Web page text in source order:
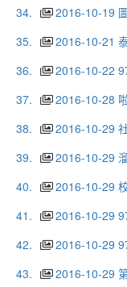
34.
2016-10-19
35.
2016-10-21
36.
2016-10-22
37.
2016-10-28
38.
2016-10-29
39.
2016-10-29
40.
2016-10-29
41.
2016-10-29
42.
2016-10-29
43.
2016-10-29